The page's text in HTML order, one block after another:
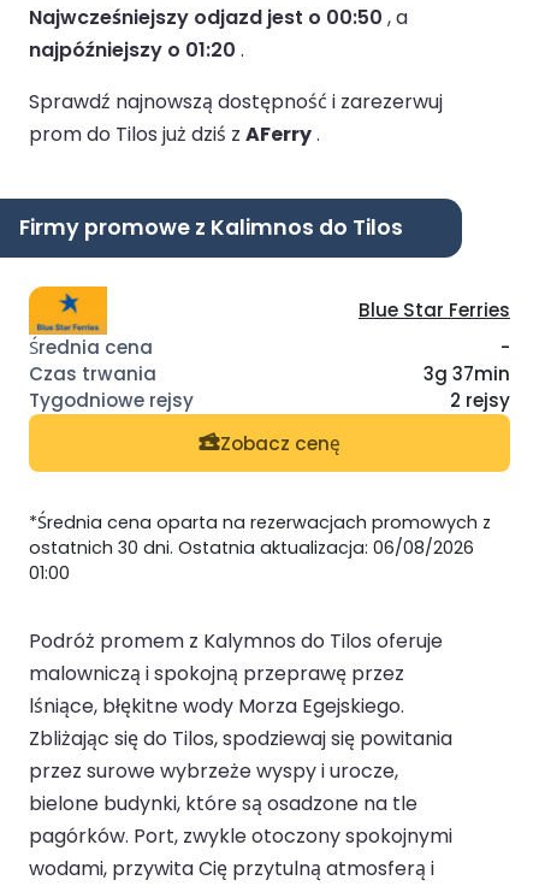
Najwcześniejszy odjazd jest o 00:50 , a
najpóźniejszy o 01:20 .
Sprawdź najnowszą dostępność i zarezerwuj
prom do Tilos już dziś z AFerry.
Firmy promowe z Kalimnos do Tilos
Blue Star Ferries
-
3g 37min
2 rejsy
Zobacz cenę
*Średnia cena oparta na rezerwacjach promowych z
ostatnich 30 dni. Ostatnia aktualizacja: 06/08/2026
01:00
Podróż promem z Kalymnos do Tilos oferuje
malowniczą i spokojną przeprawę przez
lśniące, błękitne wody Morza Egejskiego.
Zbliżając się do Tilos, spodziewaj się powitania
przez surowe wybrzeże wyspy i urocze,
bielone budynki, które są osadzone na tle
pagórków. Port, zwykle otoczony spokojnymi
wodami, przywita Cię przytulną atmosferą i